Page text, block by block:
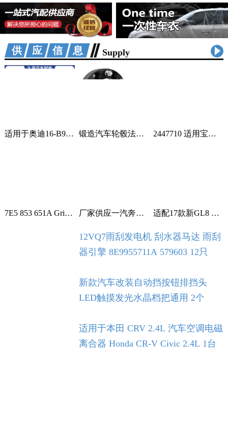
配置版本，售价区间为12.98万-18.98
万元。值
供应信息 Supply
适用于奥迪16-B9车身汽车配件一站式供应品质可靠车身护板可定制 2套 锻造汽车轮毂法兰盘加宽偏距垫片适用丰田霸道普拉多黑色阳极氧化 1只 2447710 适用宝马蓄电池紧急电池 84102447710 84109361678 1个
7E5 853 651A Grille With Chrome For VW T5 T6 2009-2015 1个 厂家供应一汽奔腾B30空调滤芯空调格空调滤清器 1个 适配17款新GL8 2.0T 2.5L空滤 空气滤芯 滤清器 空气格 5个
12VQ7雨刮发电机 刮水器马达 雨刮
器引擎 8E9955711A 579603 12只
新款汽车改装自动挡按钮排挡头
LED触摸发光水晶档把通用 2个
适用于本田 CRV 2.4L 汽车空调电磁
离合器 Honda CR-V Civic 2.4L 1台